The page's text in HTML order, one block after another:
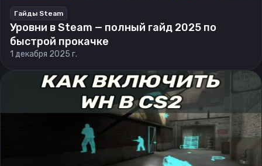
Гайды Steam
Уровни в Steam — полный гайд 2025 по
быстрой прокачке
1 декабря 2025 г.